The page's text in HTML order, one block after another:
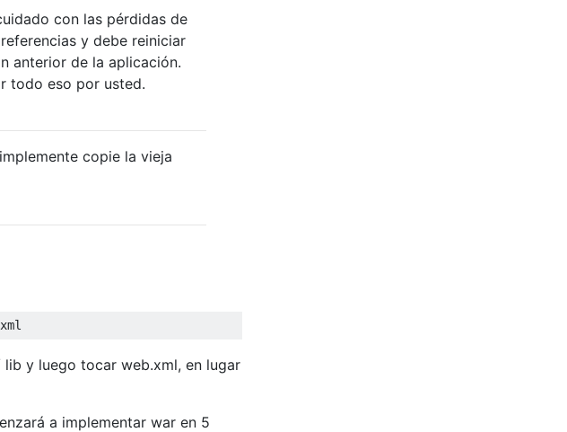
con las pérdidas de
y debe reiniciar
anterior de la aplicación.
todo eso por usted.
copie la vieja
y luego tocar web.xml, en lugar
a implementar war en 5